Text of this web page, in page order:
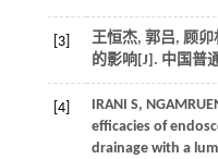
[3] 王恒杰, 郭吕, 顾卯
的影响[J]. 中国普
[4] IRANI S,
efficacies of
drainage with a